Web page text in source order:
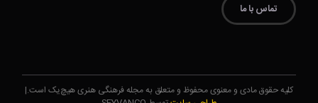
تماس با ما
کلیه حقوق مادی و معنوی محفوظ و متعلق به مجله فرهنگی هنری هیچ‌یک است.|